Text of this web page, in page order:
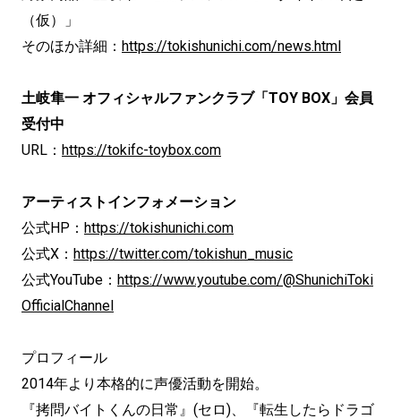
（仮）」
そのほか詳細： https://tokishunichi.com/news.html
土岐隼一 オフィシャルファンクラブ「TOY BOX」会員
受付中
URL： https://tokifc-toybox.com
アーティストインフォメーション
公式HP： https://tokishunichi.com
公式X： https://twitter.com/tokishun_music
公式YouTube： https://www.youtube.com/@ShunichiToki
OfficialChannel
プロフィール
2014年より本格的に声優活動を開始。
『拷問バイトくんの日常』(セロ)、『転生したらドラゴ